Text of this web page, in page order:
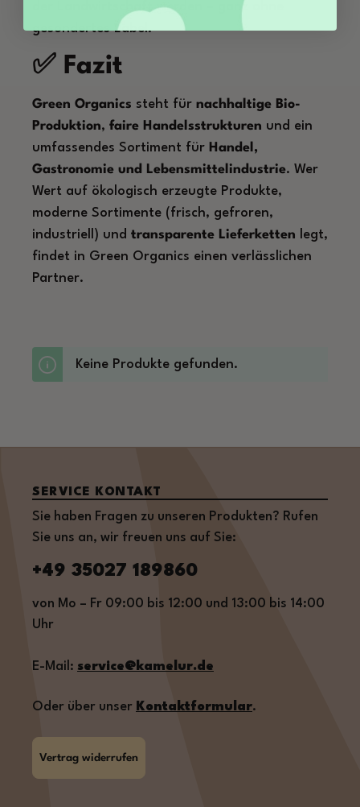
der Landwirtschaft werden – ganz ohne
gesondertes Label.
✅ Fazit
Green Organics steht für nachhaltige Bio-
Produktion, faire Handelsstrukturen und ein
umfassendes Sortiment für Handel,
Gastronomie und Lebensmittelindustrie. Wer
Wert auf ökologisch erzeugte Produkte,
moderne Sortimente (frisch, gefroren,
industriell) und transparente Lieferketten legt,
findet in Green Organics einen verlässlichen
Partner.
Keine Produkte gefunden.
SERVICE KONTAKT
Sie haben Fragen zu unseren Produkten? Rufen
Sie uns an, wir freuen uns auf Sie:
+49 35027 189860
von Mo – Fr 09:00 bis 12:00 und 13:00 bis 14:00
Uhr
E-Mail: service@kamelur.de
Oder über unser Kontaktformular.
Vertrag widerrufen